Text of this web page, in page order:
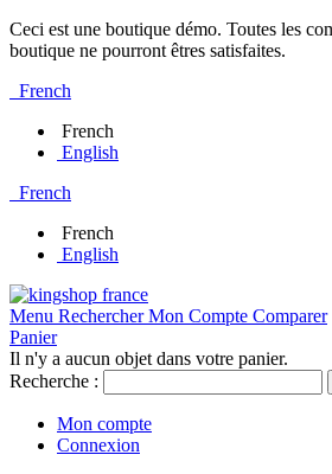
Ceci est une boutique démo. Toutes les
boutique ne pourront êtres satisfaites.
French
French
English
French
French
English
Menu Rechercher Mon Compte Comparer
Panier
Il n'y a aucun objet dans votre panier.
Recherche :
Mon compte
Connexion